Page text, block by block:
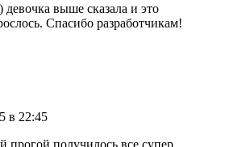
выше сказала и это
Спасибо разработчикам!
в 22:45
прогой получилось все супер